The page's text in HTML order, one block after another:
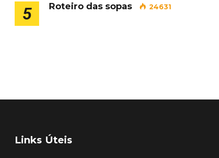
5 Roteiro das sopas 24631
Links Úteis